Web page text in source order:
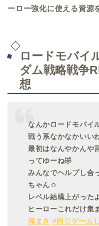
ーロー強化に使える資源
ロードモバイ
ダム戦略戦争
想
なんかロードモバイ
戦う系なかなかいい
最初はなんやかんや
ってゆーね🤣
みんなでヘルプし合
ちゃん☺️
レベル結構上がった
ヒーローこれだけ集
海まき #同じゲーム